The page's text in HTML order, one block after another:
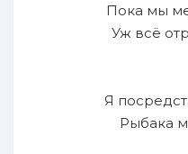
Пока мы
Уж всё
Я
Рыбака